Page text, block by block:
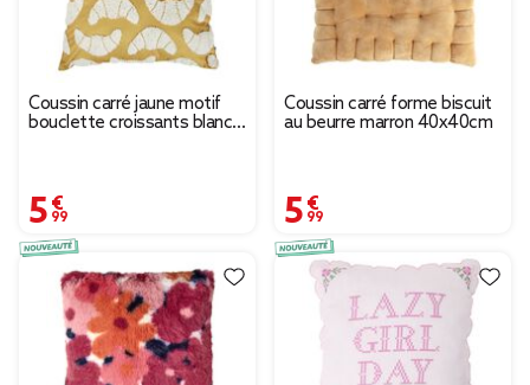
Coussin carré jaune motif
bouclette croissants blancs
5,99 €
Coussin carré forme biscuit
au beurre marron 40x40cm
5,99 €